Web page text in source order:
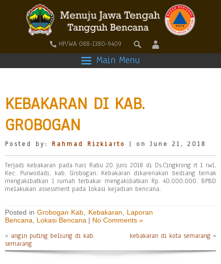
HP/WA 088-1380-9409
Main Menu
KEBAKARAN DI KAB.
GROBOGAN
Posted by: Rahmad Rizkiarto | on June 21, 2018
Terjadi kebakaran pada hari Rabu 20 juni 2018 di Ds.Cingkrong rt 1 rw1,
Kec. Purwodadi, kab. Grobogan. Kebakaran dikarenakan bediang ternak
mengakibatkan 1 rumah terbakar mengakibatkan Rp. 40.000.000. BPBD
melakukan assessment pada lokasi kejadian bencana.
Posted inGrobogan Kab Kebakaran
Laporan
Bencana
Lokasi Bencana | No Comments »
« angin puting beliung di kab.
semarang
kebakaran di kota semarang »